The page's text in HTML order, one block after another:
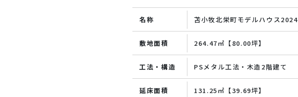
名称 苫小牧北栄町モデルハウス2024
敷地面積 264.47㎡【80.00坪】
工法・構造 PSメタル工法・木造2階建て
延床面積 131.25㎡【39.69坪】